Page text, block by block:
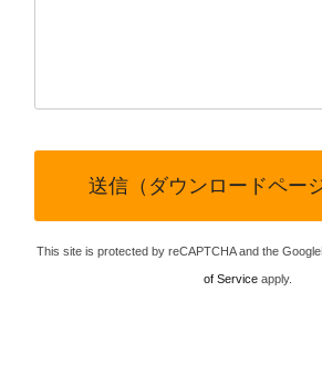
This site is protected by reCAPTCHA and the Google
of Serviceapply.